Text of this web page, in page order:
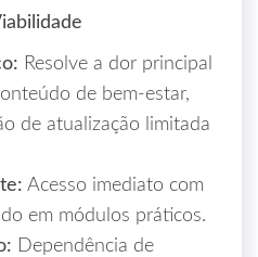
Resolve a dor principal
de bem‑estar,
de atualização limitada
Acesso imediato com
em módulos práticos.
Dependência de